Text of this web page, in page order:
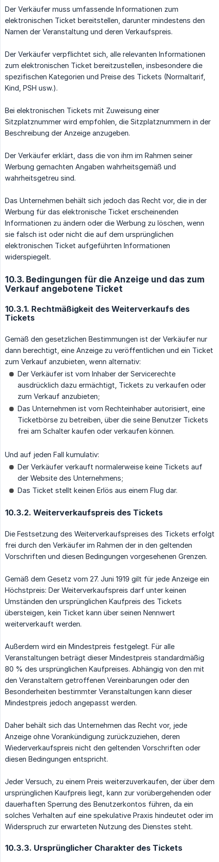
Der Verkäufer muss umfassende Informationen zum
elektronischen Ticket bereitstellen, darunter mindestens den
Namen der Veranstaltung und deren Verkaufspreis.
Der Verkäufer verpflichtet sich, alle relevanten Informationen
zum elektronischen Ticket bereitzustellen, insbesondere die
spezifischen Kategorien und Preise des Tickets (Normaltarif,
Kind, PSH usw.).
Bei elektronischen Tickets mit Zuweisung einer
Sitzplatznummer wird empfohlen, die Sitzplatznummern in der
Beschreibung der Anzeige anzugeben.
Der Verkäufer erklärt, dass die von ihm im Rahmen seiner
Werbung gemachten Angaben wahrheitsgemäß und
wahrheitsgetreu sind.
Das Unternehmen behält sich jedoch das Recht vor, die in der
Werbung für das elektronische Ticket erscheinenden
Informationen zu ändern oder die Werbung zu löschen, wenn
sie falsch ist oder nicht die auf dem ursprünglichen
elektronischen Ticket aufgeführten Informationen
widerspiegelt.
10.3. Bedingungen für die Anzeige und das zum
Verkauf angebotene Ticket
10.3.1. Rechtmäßigkeit des Weiterverkaufs des
Tickets
Gemäß den gesetzlichen Bestimmungen ist der Verkäufer nur
dann berechtigt, eine Anzeige zu veröffentlichen und ein Ticket
zum Verkauf anzubieten, wenn alternativ:
Der Verkäufer ist vom Inhaber der Servicerechte
ausdrücklich dazu ermächtigt, Tickets zu verkaufen oder
zum Verkauf anzubieten;
Das Unternehmen ist vom Rechteinhaber autorisiert, eine
Ticketbörse zu betreiben, über die seine Benutzer Tickets
frei am Schalter kaufen oder verkaufen können.
Und auf jeden Fall kumulativ:
Der Verkäufer verkauft normalerweise keine Tickets auf
der Website des Unternehmens;
Das Ticket stellt keinen Erlös aus einem Flug dar.
10.3.2. Weiterverkaufspreis des Tickets
Die Festsetzung des Weiterverkaufspreises des Tickets erfolgt
frei durch den Verkäufer im Rahmen der in den geltenden
Vorschriften und diesen Bedingungen vorgesehenen Grenzen.
Gemäß dem Gesetz vom 27. Juni 1919 gilt für jede Anzeige ein
Höchstpreis: Der Weiterverkaufspreis darf unter keinen
Umständen den ursprünglichen Kaufpreis des Tickets
übersteigen, kein Ticket kann über seinen Nennwert
weiterverkauft werden.
Außerdem wird ein Mindestpreis festgelegt. Für alle
Veranstaltungen beträgt dieser Mindestpreis standardmäßig
80 % des ursprünglichen Kaufpreises. Abhängig von den mit
den Veranstaltern getroffenen Vereinbarungen oder den
Besonderheiten bestimmter Veranstaltungen kann dieser
Mindestpreis jedoch angepasst werden.
Daher behält sich das Unternehmen das Recht vor, jede
Anzeige ohne Vorankündigung zurückzuziehen, deren
Wiederverkaufspreis nicht den geltenden Vorschriften oder
diesen Bedingungen entspricht.
Jeder Versuch, zu einem Preis weiterzuverkaufen, der über dem
ursprünglichen Kaufpreis liegt, kann zur vorübergehenden oder
dauerhaften Sperrung des Benutzerkontos führen, da ein
solches Verhalten auf eine spekulative Praxis hindeutet oder im
Widerspruch zur erwarteten Nutzung des Dienstes steht.
10.3.3. Ursprünglicher Charakter des Tickets